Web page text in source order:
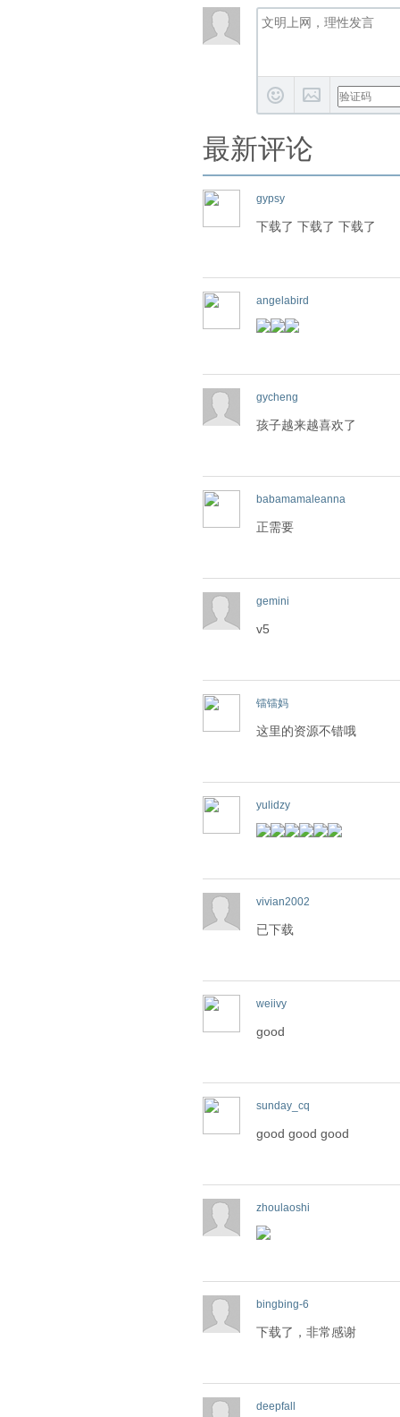
最新评论
gypsy
下载了 下载了 下载了
angelabird
gycheng
孩子越来越喜欢了
babamamaleanna
正需要
gemini
v5
镭镭妈
这里的资源不错哦
yulidzy
vivian2002
已下载
weiivy
good
sunday_cq
good good good
zhoulaoshi
bingbing-6
下载了，非常感谢
deepfall